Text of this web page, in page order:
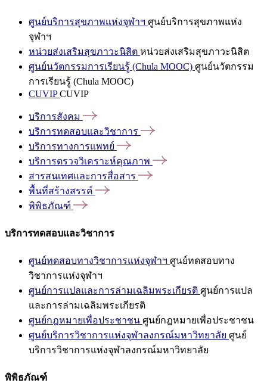
ศูนย์บริการสุขภาพแห่งจุฬาฯ ศูนย์บริการสุขภาพแห่ง
จุฬาฯ
หน่วยส่งเสริมสุขภาวะนิสิต หน่วยส่งเสริมสุขภาวะนิสิต
ศูนย์นวัตกรรมการเรียนรู้ (Chula MOOC) ศูนย์นวัตกรรม
การเรียนรู้ (Chula MOOC)
CUVIPCUVIP
บริการสังคม
บริการทดสอบและวิชาการ
บริการทางการแพทย์
บริการตรวจวิเคราะห์คุณภาพ
สารสนเทศและการสื่อสาร
พื้นที่สร้างสรรค์
พิพิธภัณฑ์
บริการทดสอบและวิชาการ
ศูนย์ทดสอบทางวิชาการแห่งจุฬาฯ ศูนย์ทดสอบทาง
วิชาการแห่งจุฬาฯ
ศูนย์การแปลและการล่ามเฉลิมพระเกียรติ ศูนย์การแปล
และการล่ามเฉลิมพระเกียรติ
ศูนย์กฎหมายเพื่อประชาชน ศูนย์กฎหมายเพื่อประชาชน
ศูนย์บริการวิชาการแห่งจุฬาลงกรณ์มหาวิทยาลัย ศูนย์
บริการวิชาการแห่งจุฬาลงกรณ์มหาวิทยาลัย
พิพิธภัณฑ์